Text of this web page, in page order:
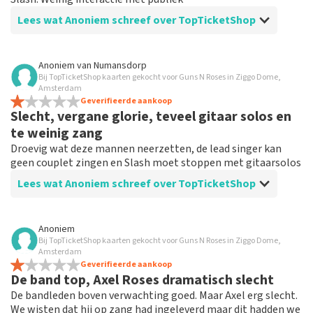
Lees wat Anoniem schreef over TopTicketShop
Beoordeling van Anoniem over
onzin
er is niets te vertellen over een ticket. dus niets
Anoniem van Numansdorp
Bij TopTicketShop kaarten gekocht voor Guns N Roses in Ziggo Dome,
Amsterdam
Geverifieerde aankoop
Slecht, vergane glorie, teveel gitaar solos en
te weinig zang
Droevig wat deze mannen neerzetten, de lead singer kan
geen couplet zingen en Slash moet stoppen met gitaarsolos
Lees wat Anoniem schreef over TopTicketShop
Beoordeling van Anoniem over
Zitplaatsen
Prima, goede zitplaatsen, maar heb naar vergane
glorie zitten kijken helaas.
Anoniem
Bij TopTicketShop kaarten gekocht voor Guns N Roses in Ziggo Dome,
Amsterdam
Geverifieerde aankoop
De band top, Axel Roses dramatisch slecht
De bandleden boven verwachting goed. Maar Axel erg slecht.
We wisten dat hij op zang had ingeleverd maar dit hadden we